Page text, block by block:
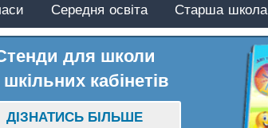
Середня освіта Старша школа
для школи
шкільних кабінетів
ДІЗНАТИСЬ БІЛЬШЕ